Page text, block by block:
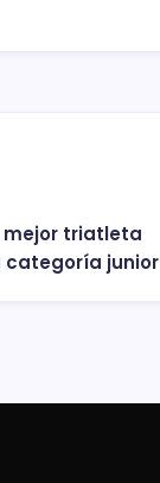
mejor triatleta
categoría junior